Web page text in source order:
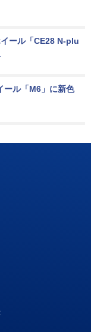
ール「CE28 N-plu
ール「M6」に新色